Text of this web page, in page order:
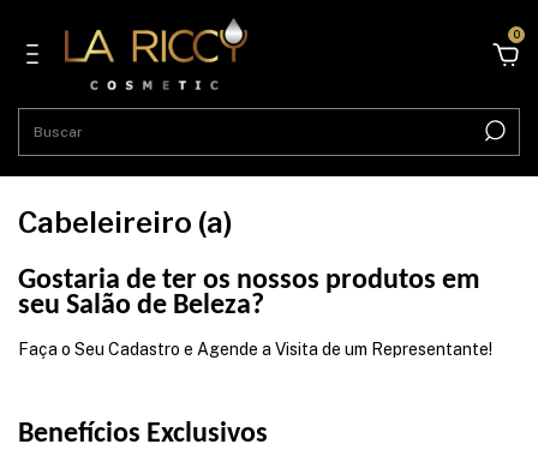
0
Cabeleireiro (a)
Gostaria de ter os nossos produtos em
seu Salão de Beleza?
Faça o Seu Cadastro e Agende a Visita de um Representante!
Benefícios Exclusivos